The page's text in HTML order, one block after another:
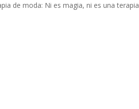
de moda: Ni es magia, ni es una terapia